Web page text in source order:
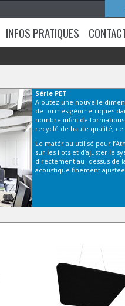
INFOS PRATIQUES
Série PET
Ajoutez une nouvelle
de formes géométriques
nombre infini de
recyclé de haute qualité,
Le matériau utilisé pour
sur les îlots et d’ajuster le
directement au -dessus de
acoustique finement